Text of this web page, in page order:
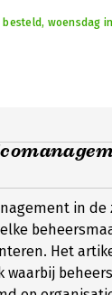
besteld, woensdag
in de
Het
waarbij